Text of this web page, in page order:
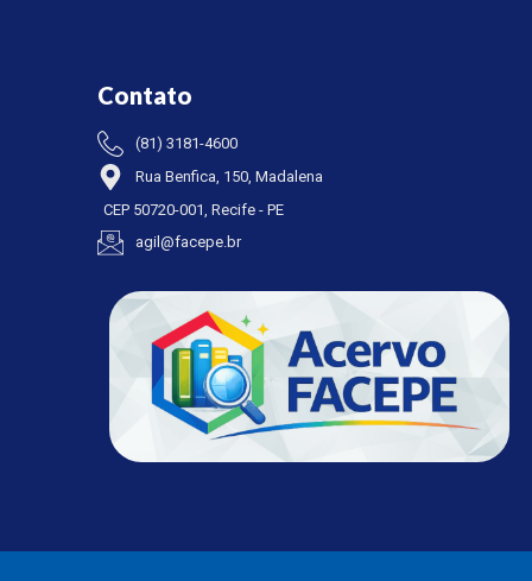
Contato
(81) 3181-4600
Rua Benfica, 150, Madalena
CEP 50720-001, Recife - PE
agil@facepe.br